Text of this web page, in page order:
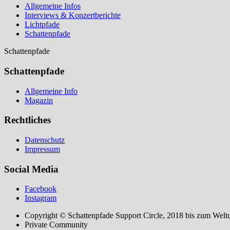
Allgemeine Infos
Interviews & Konzertberichte
Lichtpfade
Schattenpfade
Schattenpfade
Schattenpfade
Allgemeine Info
Magazin
Rechtliches
Datenschutz
Impressum
Social Media
Facebook
Instagram
Copyright © Schattenpfade Support Circle, 2018 bis zum
Private Community